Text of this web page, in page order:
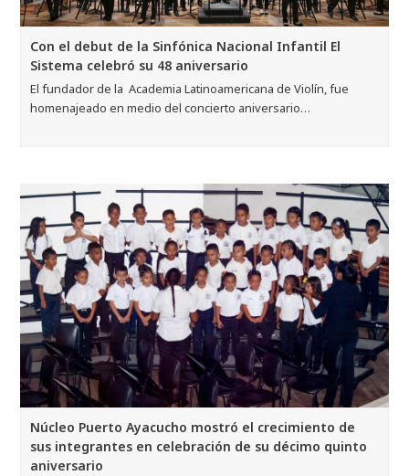
Con el debut de la Sinfónica Nacional Infantil El
Sistema celebró su 48 aniversario
El fundador de la Academia Latinoamericana de Violín, fue
homenajeado en medio del concierto aniversario…
Núcleo Puerto Ayacucho mostró el crecimiento de
sus integrantes en celebración de su décimo quinto
aniversario